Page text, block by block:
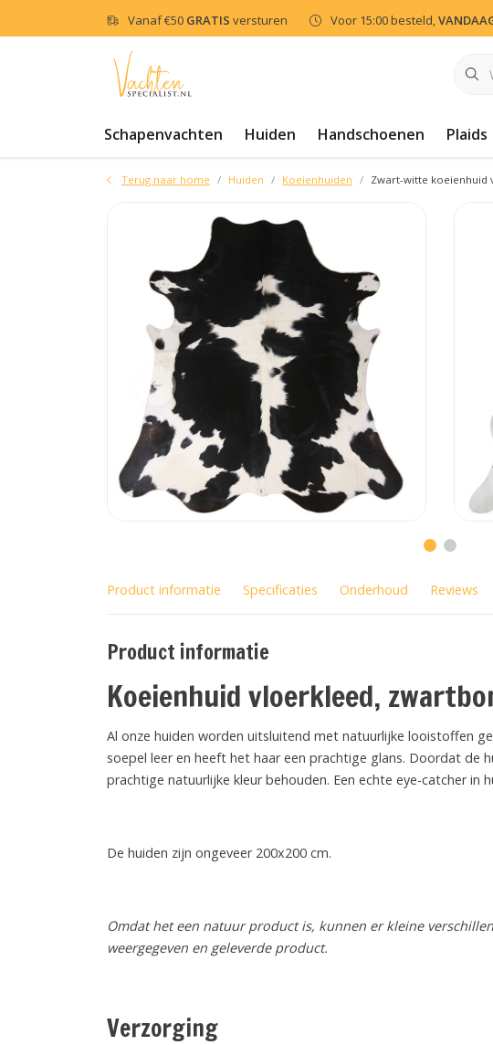
Vanaf€50 GRATIS versturen Voor 15:00 besteld,
Schapenvachten Huiden Handschoenen Plaids
Terug naar home Huiden Koeienhuiden Zwart-witte koeienhuid
Product informatie Specificaties Onderhoud Reviews
Product informatie
Koeienhuid vloerkleed,
Al onze huiden worden uitsluitend met natuurlijke looistoffen
soepel leer en heeft het haar een prachtige glans. Doordat de
prachtige natuurlijke kleur behouden. Een echte eye-catcher in
De huiden zijn ongeveer 200x200 cm.
Omdat het een natuur product is, kunnen er kleine
weergegeven en geleverde product.
Verzorging